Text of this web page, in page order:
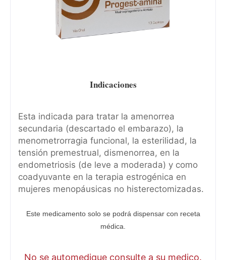
Indicaciones
Esta indicada para tratar la amenorrea
secundaria (descartado el embarazo), la
menometrorragia funcional, la esterilidad, la
tensión premestrual, dismenorrea, en la
endometriosis (de leve a moderada) y como
coadyuvante en la terapia estrogénica en
mujeres menopáusicas no histerectomizadas.
Este medicamento solo se podrá dispensar con receta
médica.
No se automedique consulte a su medico.